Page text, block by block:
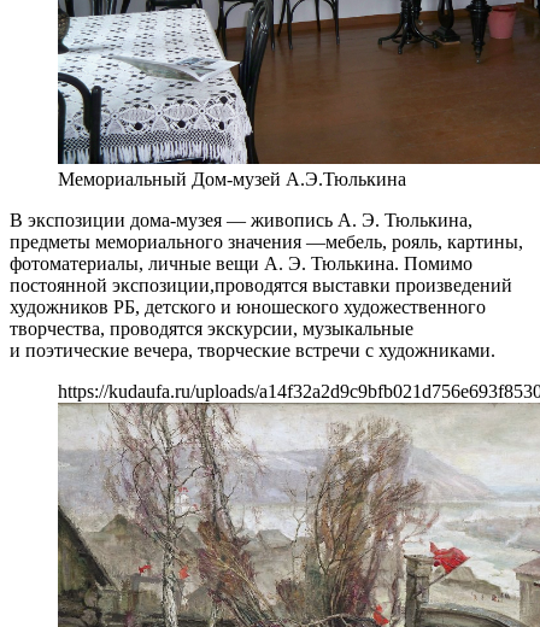
Мемориальный Дом-музей А.Э.Тюлькина
В экспозиции дома-музея — живопись А. Э. Тюлькина,
предметы мемориального значения —мебель, рояль, картины,
фотоматериалы, личные вещи А. Э. Тюлькина. Помимо
постоянной экспозиции,проводятся выставки произведений
художников РБ, детского и юношеского художественного
творчества, проводятся экскурсии, музыкальные
и поэтические вечера, творческие встречи с художниками.
https://kudaufa.ru/uploads/